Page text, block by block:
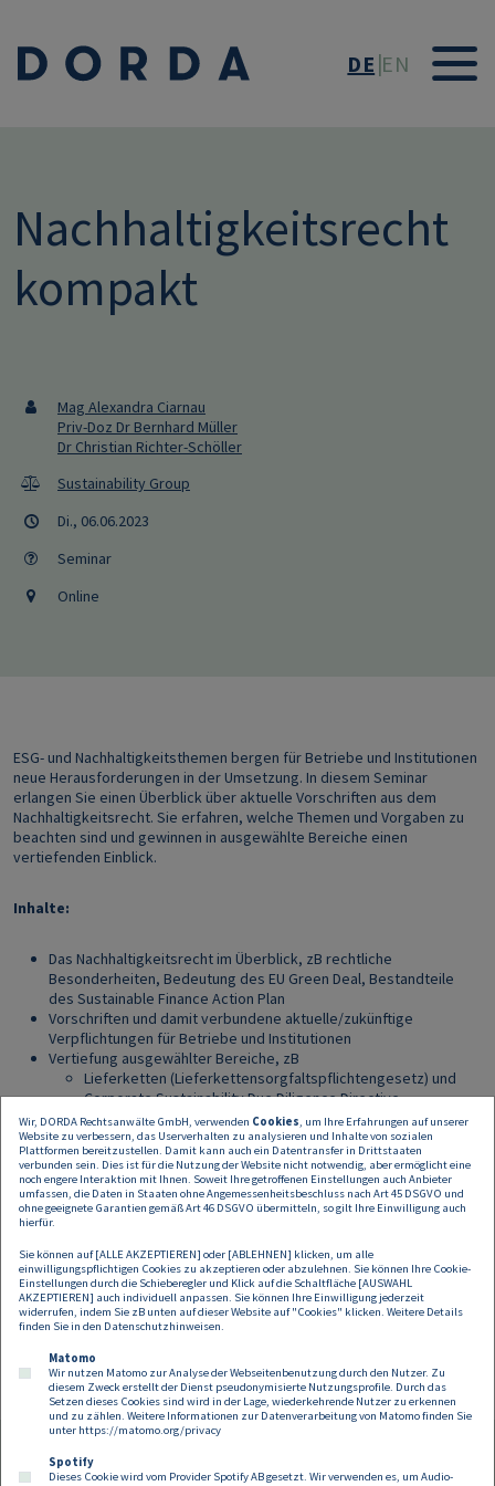
DE EN
Nachhaltigkeitsrecht
kompakt
Mag Alexandra Ciarnau
Priv-Doz Dr Bernhard Müller
Dr Christian Richter-Schöller
Sustainability Group
Di., 06.06.2023
Seminar
Online
ESG- und Nachhaltigkeitsthemen bergen für Betriebe und Institutionen
neue Herausforderungen in der Umsetzung. In diesem Seminar
erlangen Sie einen Überblick über aktuelle Vorschriften aus dem
Nachhaltigkeitsrecht. Sie erfahren, welche Themen und Vorgaben zu
beachten sind und gewinnen in ausgewählte Bereiche einen
vertiefenden Einblick.
Inhalte:
Das Nachhaltigkeitsrecht im Überblick, zB rechtliche
Besonderheiten, Bedeutung des EU Green Deal, Bestandteile
des Sustainable Finance Action Plan
Vorschriften und damit verbundene aktuelle/zukünftige
Verpflichtungen für Betriebe und Institutionen
Vertiefung ausgewählter Bereiche, zB
Lieferketten (Lieferkettensorgfaltspflichtengesetz) und
Corporate Sustainability Due Diligence Directive
Taxonomie-Verordnung
Offenlegungs-Verordnung
Corporate Sustainability Reporting Directive
- Nachhaltigkeitsberichterstattung
Green Bonds, Green Washing, Green Claims
u.a.
Zeit:06.06.2023 | 09:00-13:00 Uhr sowie 07.06.2023 | 09:00-13:00 Uhr
Hier geht es zur Anmeldung:CSR & Nachhaltigkeit – TÜV AUSTRIA
Wir, DORDA Rechtsanwälte GmbH, verwenden Cookies, um Ihre Erfahrungen auf unserer
Website zu verbessern, das Userverhalten zu analysieren und Inhalte von sozialen
Plattformen bereitzustellen. Damit kann auch ein Datentransfer in Drittstaaten
verbunden sein. Dies ist für die Nutzung der Website nicht notwendig, aber ermöglicht eine
noch engere Interaktion mit Ihnen. Soweit Ihre getroffenen Einstellungen auch Anbieter
umfassen, die Daten in Staaten ohne Angemessenheitsbeschluss nach Art 45 DSGVO und
ohne geeignete Garantien gemäß Art 46 DSGVO übermitteln, so gilt Ihre Einwilligung auch
hierfür.
Sie können auf [ALLE AKZEPTIEREN] oder [ABLEHNEN] klicken, um alle
einwilligungspflichtigen Cookies zu akzeptieren oder abzulehnen. Sie können Ihre Cookie-
Einstellungen durch die Schieberegler und Klick auf die Schaltfläche [AUSWAHL
AKZEPTIEREN] auch individuell anpassen. Sie können Ihre Einwilligung jederzeit
widerrufen, indem Sie zB unten auf dieser Website auf "Cookies" klicken. Weitere Details
finden Sie in den Datenschutzhinweisen.
Matomo
Wir nutzen Matomo zur Analyse der Webseitenbenutzung durch den Nutzer. Zu
diesem Zweck erstellt der Dienst pseudonymisierte Nutzungsprofile. Durch das
Setzen dieses Cookies sind wird in der Lage, wiederkehrende Nutzer zu erkennen
und zu zählen. Weitere Informationen zur Datenverarbeitung von Matomo finden Sie
unter https://matomo.org/privacy
Spotify
Dieses Cookie wird vom Provider Spotify AB gesetzt. Wir verwenden es, um Audio-